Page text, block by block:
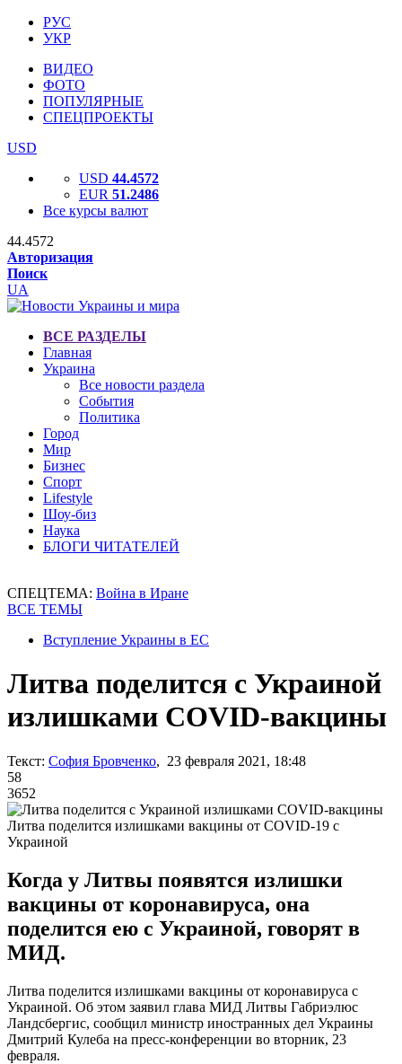
РУС
УКР
ВИДЕО
ФОТО
ПОПУЛЯРНЫЕ
СПЕЦПРОЕКТЫ
USD
USD 44.4572
EUR 51.2486
Все курсы валют
44.4572
Авторизация
Поиск
UA
ВСЕ РАЗДЕЛЫ
Главная
Украина
Все новости раздела
События
Политика
Город
Мир
Бизнес
Спорт
Lifestyle
Шоу-биз
Наука
БЛОГИ ЧИТАТЕЛЕЙ
СПЕЦТЕМА: Война в Иране
ВСЕ ТЕМЫ
Вступление Украины в ЕС
Литва поделится с Украиной
излишками COVID-вакцины
Текст: София Бровченко, 23 февраля 2021, 18:48
58
3652
Литва поделится излишками вакцины от COVID-19 с
Украиной
Когда у Литвы появятся излишки
вакцины от коронавируса, она
поделится ею с Украиной, говорят в
МИД.
Литва поделится излишками вакцины от коронавируса с
Украиной. Об этом заявил глава МИД Литвы Габриэлюс
Ландсбергис, сообщил министр иностранных дел Украины
Дмитрий Кулеба на пресс-конференции во вторник, 23
февраля.